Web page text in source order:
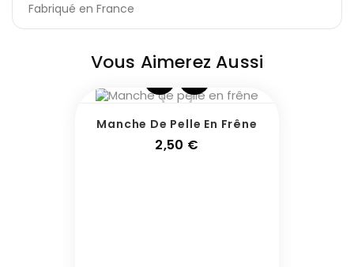
Fabriqué en France
Vous Aimerez Aussi
Manche De Pelle En Frêne
2,50 €